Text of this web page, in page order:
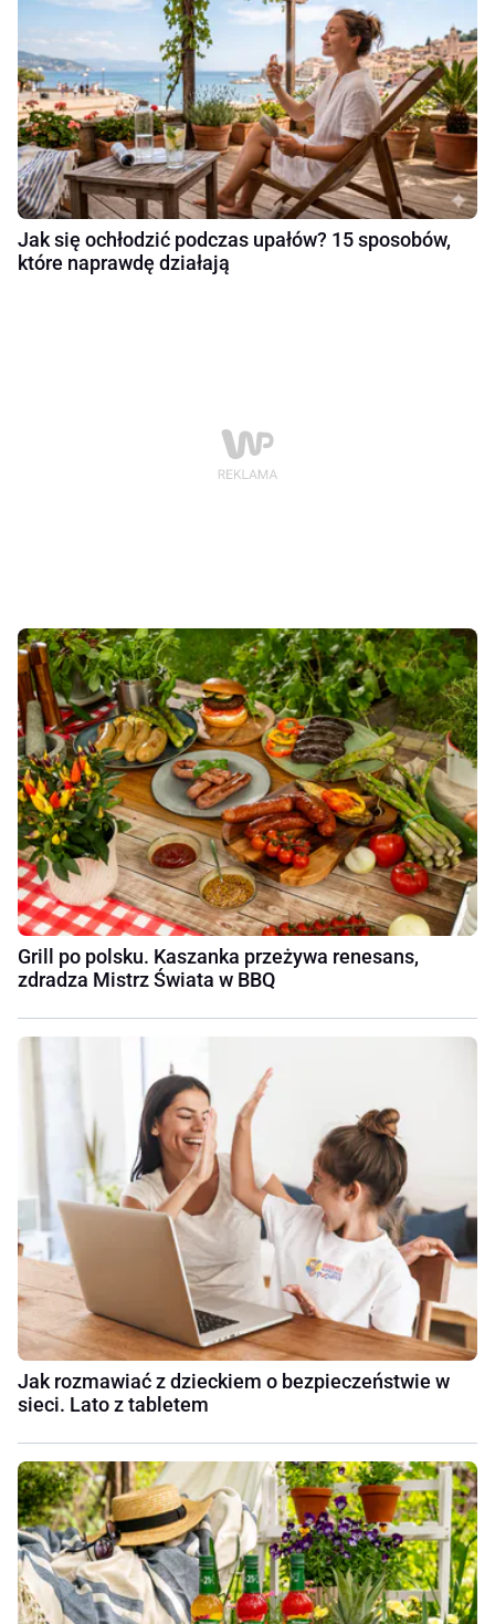
Jak się ochłodzić podczas upałów? 15 sposobów,
które naprawdę działają
Grill po polsku. Kaszanka przeżywa renesans,
zdradza Mistrz Świata w BBQ
Jak rozmawiać z dzieckiem o bezpieczeństwie w
sieci. Lato z tabletem